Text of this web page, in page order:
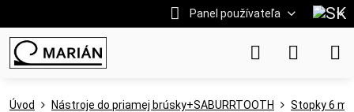
Panel používateľa
Úvod Nástroje do priamej brúsky+SABURRTOOTH Stopky 6